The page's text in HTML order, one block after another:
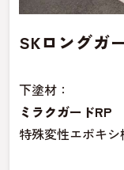
SKロングガ
下塗材：
ミラクガードRP
特殊変性エポキ